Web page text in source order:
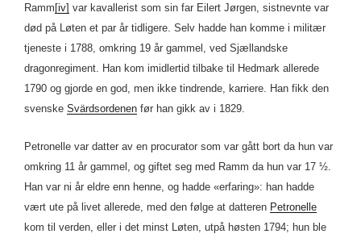
Ramm[iv] var kavallerist som sin far Eilert Jørgen, sistnevnte var
død på Løten et par år tidligere. Selv hadde han komme i militær
tjeneste i 1788, omkring 19 år gammel, ved Sjællandske
dragonregiment. Han kom imidlertid tilbake til Hedmark allerede
1790 og gjorde en god, men ikke tindrende, karriere. Han fikk den
svenske Svärdsordenen før han gikk av i 1829.
Petronelle var datter av en procurator som var gått bort da hun var
omkring 11 år gammel, og giftet seg med Ramm da hun var 17 ½.
Han var ni år eldre enn henne, og hadde «erfaring»: han hadde
vært ute på livet allerede, med den følge at datteren Petronelle
kom til verden, eller i det minst Løten, utpå høsten 1794; hun ble